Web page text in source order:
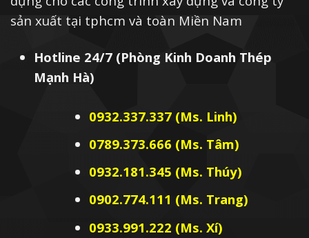
sản xuất tại tphcm và toàn Miền Nam
Hotline 24/7 (Phòng Kinh Doanh Thép
Mạnh Hà)
0932.337.337 (Ms. Linh)
0789.373.666 (Ms. Tâm)
0932.181.345 (Ms. Thúy)
0902.774.111 (Ms. Trang)
0933.991.222 (Ms. Xí)